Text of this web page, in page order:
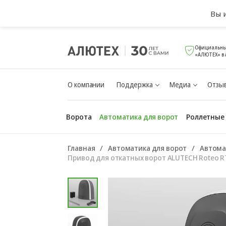
«АЛЮТЕХ» в
О компании Поддержка Медиа
Ворота Автоматика для ворот
Главная Автоматика для ворот
Привод для откатных ворот ALUTECH Roteo
Вы